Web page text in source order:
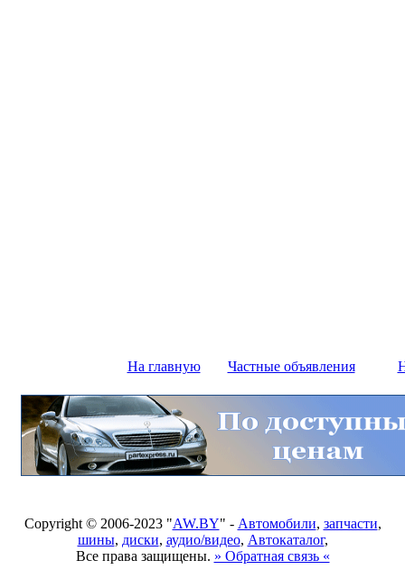
На главную Частные объявления
Copyright © 2006-2023 "AW.BY" - Автомобили, запчасти,
шины, диски, аудио/видео, Автокаталог,
Все права защищены. » Обратная связь «